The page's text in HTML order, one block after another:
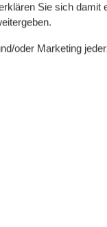
Sie sich
oder Marketing